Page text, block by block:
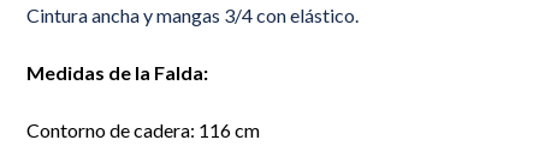
Cintura ancha y mangas 3/4 con elástico.
Medidas de la Falda:
Contorno de cadera: 116 cm